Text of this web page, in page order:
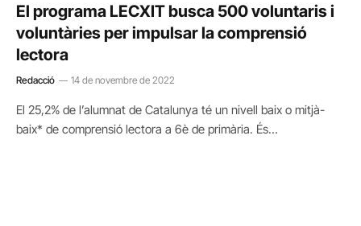
El programa LECXIT busca 500 voluntaris i
voluntàries per impulsar la comprensió
lectora
Redacció 14 de novembre de 2022
El 25,2% de l’alumnat de Catalunya té un nivell baix o mitjà-
baix* de comprensió lectora a 6è de primària. És…